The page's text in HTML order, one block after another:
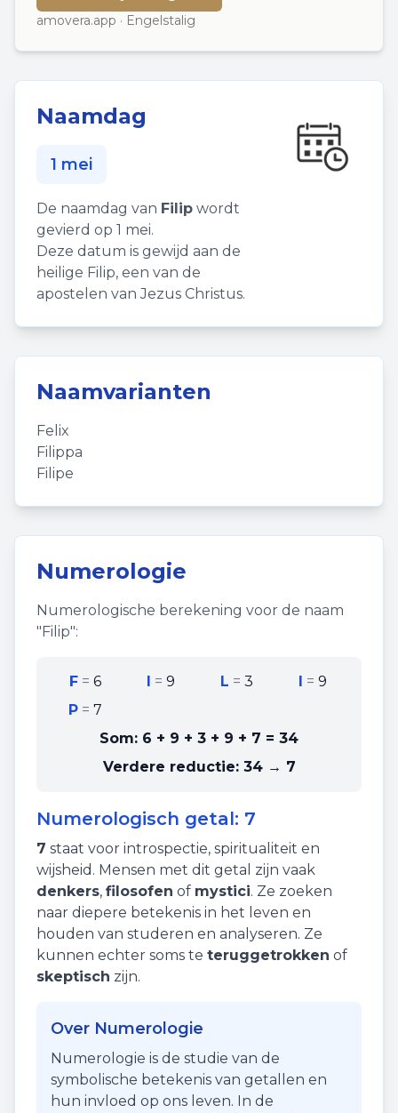
amovera.app · Engelstalig
Naamdag
1 mei
De naamdag van Filip wordt
gevierd op 1 mei.
Deze datum is gewijd aan de
heilige Filip, een van de
apostelen van Jezus Christus.
Naamvarianten
Felix
Filippa
Filipe
Numerologie
Numerologische berekening voor de naam
"Filip":
F= 6 I =9 L =3 I =9
P= 7
Som: 6 + 9 + 3 + 9 + 7 = 34
Verdere reductie: 34 → 7
Numerologisch getal: 7
7 staat voor introspectie, spiritualiteit en
wijsheid . Mensen met dit getal zijn vaak
denkers, filosofen of mystici. Ze zoeken
naar diepere betekenis in het leven en
houden van studeren en analyseren. Ze
kunnen echter soms te teruggetrokken of
skeptisch zijn.
Over Numerologie
Numerologie is de studie van de
symbolische betekenis van getallen en
hun invloed op ons leven. In de